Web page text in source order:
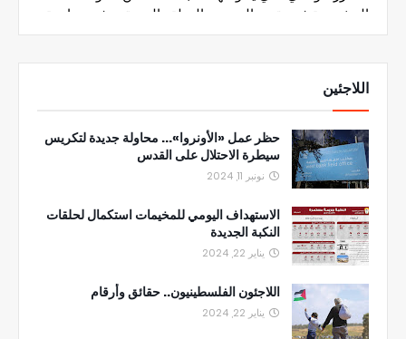
اللاجئين
حظر عمل «الأونروا»... محاولة جديدة لتكريس
سيطرة الاحتلال على القدس
نونبر 11, 2024
الاستهداف اليومي للمخيمات استكمال لحلقات
النكبة الجديدة
يناير 22, 2024
اللاجئون الفلسطينيون.. حقائق وأرقام
يناير 22, 2024